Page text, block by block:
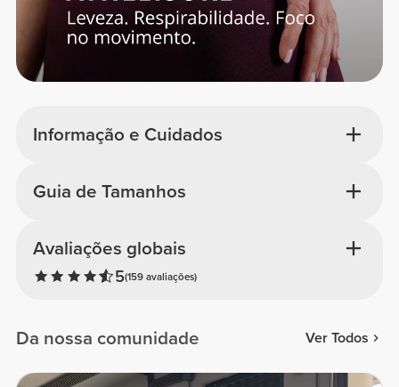
Informação e Cuidados
Avaliações globais
5(159 avaliações)
Guia de Tamanhos
Da nossa comunidade Ver Todos